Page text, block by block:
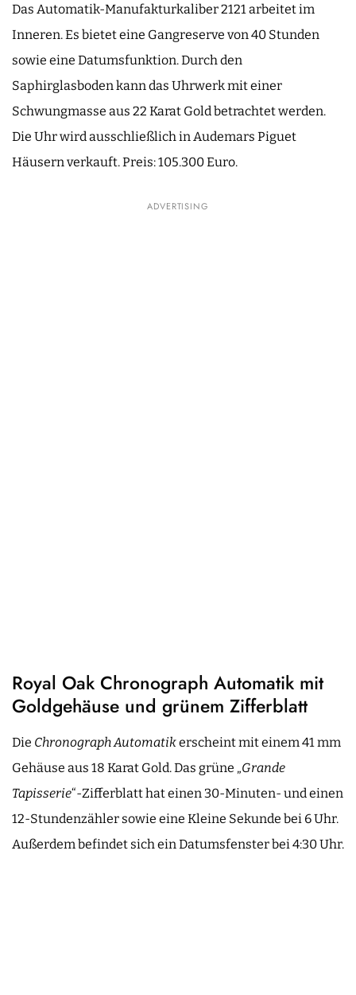
Das Automatik-Manufakturkaliber 2121 arbeitet im
Inneren. Es bietet eine Gangreserve von 40 Stunden
sowie eine Datumsfunktion. Durch den
Saphirglasboden kann das Uhrwerk mit einer
Schwungmasse aus 22 Karat Gold betrachtet werden.
Die Uhr wird ausschließlich in Audemars Piguet
Häusern verkauft. Preis: 105.300 Euro.
ADVERTISING
Royal Oak Chronograph Automatik mit
Goldgehäuse und grünem Zifferblatt
Die Chronograph Automatikerscheint mit einem 41 mm
Gehäuse aus 18 Karat Gold. Das grüne „Grande
Tapisserie“-Zifferblatt hat einen 30-Minuten- und einen
12-Stundenzähler sowie eine Kleine Sekunde bei 6 Uhr.
Außerdem befindet sich ein Datumsfenster bei 4:30 Uhr.